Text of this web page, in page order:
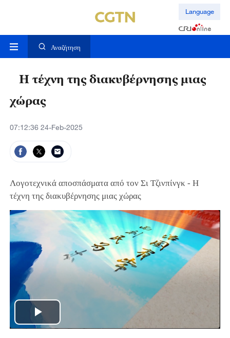
Language
Αναζήτηση
Η τέχνη της διακυβέρνησης μιας
χώρας
07:12:36 24-Feb-2025
Λογοτεχνικά αποσπάσματα από τον Σι Τζινπίνγκ - Η
τέχνη της διακυβέρνησης μιας χώρας
Play